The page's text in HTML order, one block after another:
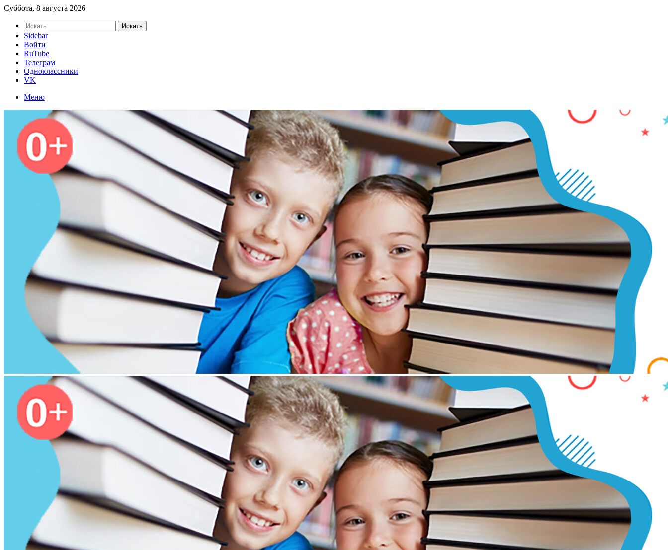
Суббота, 8 августа 2026
Искать
Sidebar
Войти
RuTube
Телеграм
Одноклассники
VK
Меню